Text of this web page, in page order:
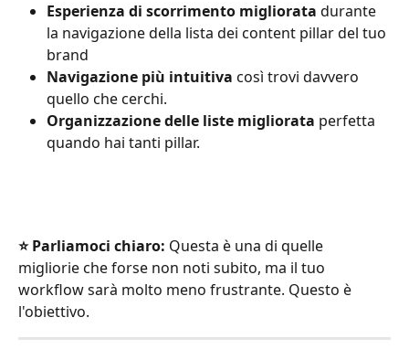
Esperienza di scorrimento migliorata durante
la navigazione della lista dei content pillar del tuo
brand
Navigazione più intuitiva così trovi davvero
quello che cerchi.
Organizzazione delle liste migliorata perfetta
quando hai tanti pillar.
⭐️ Parliamoci chiaro: Questa è una di quelle
migliorie che forse non noti subito, ma il tuo
workflow sarà molto meno frustrante. Questo è
l'obiettivo.